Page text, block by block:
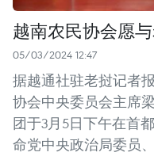
越南农民协会愿
05/03/2024 12:47
据越通社驻老挝记者
协会中央委员会主席
团于3月5日下午在首
命党中央政治局委员